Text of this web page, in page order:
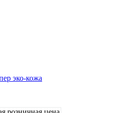
эко-кожа